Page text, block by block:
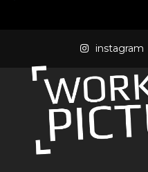
instagram